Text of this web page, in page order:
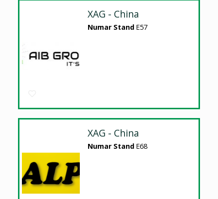
XAG - China
Numar Stand E57
XAG - China
Numar Stand E68